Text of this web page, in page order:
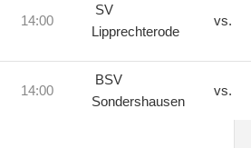
14:00
SV
Lipprechterode
vs.
14:00
BSV
Sondershausen
vs.